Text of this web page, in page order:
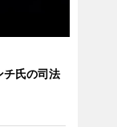
チ氏の司法